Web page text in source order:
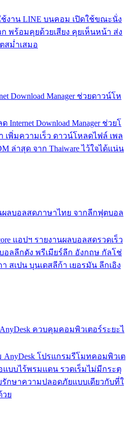
ช้งาน LINE บนคอม เปิดใช้ขณะนั่ง
พร้อมคุยด้วยเสียง คุยเห็นหน้า ส่ง
สม่ำเสมอ
Download Manager ช่วยดาวน์โห
Download Manager ช่วยโ
เพิ่มความเร็ว ดาวน์โหลดไฟล์ เพล
ล่าสุด จาก Thaiware ไว้ใจได้แน่น
นผลบอลสดภาษาไทย จากลีกฟุตบอล
แอปฯ รายงานผลบอลสดรวดเร็ว
ลลีกดัง พรีเมียร์ลีก อังกฤษ กัลโช่
สเปน บุนเดสลีก้า เยอรมัน ลีกเอิง
ควบคุมคอมพิวเตอร์ระยะไ
โปรแกรมรีโมทคอมพิวเต
บบไร้พรมแดน รวดเร็มไม่มีกระตุ
กษาความปลอดภัยแบบเดียวกับที่ใ
ย